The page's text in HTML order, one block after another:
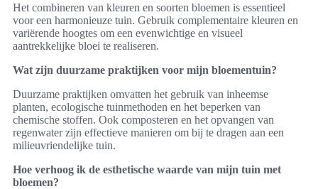
Het combineren van kleuren en soorten bloemen is essentieel
voor een harmonieuze tuin. Gebruik complementaire kleuren en
variërende hoogtes om een evenwichtige en visueel
aantrekkelijke bloei te realiseren.
Wat zijn duurzame praktijken voor mijn bloementuin?
Duurzame praktijken omvatten het gebruik van inheemse
planten, ecologische tuinmethoden en het beperken van
chemische stoffen. Ook composteren en het opvangen van
regenwater zijn effectieve manieren om bij te dragen aan een
milieuvriendelijke tuin.
Hoe verhoog ik de esthetische waarde van mijn tuin met
bloemen?